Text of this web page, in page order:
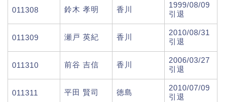
011308 鈴木 孝明 香川
1999/08/09
引退
011309 瀬戸 英紀 香川
2010/08/31
引退
011310 前谷 吉信 香川
2006/03/27
引退
011311 平田 賢司 徳島
2010/07/09
引退